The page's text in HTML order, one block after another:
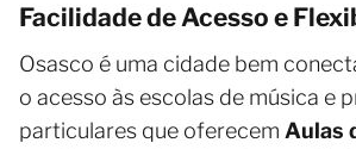
Facilidade de Acesso e
Osasco é uma cidade bem
o acesso às escolas de música e
particulares que oferecem Aulas